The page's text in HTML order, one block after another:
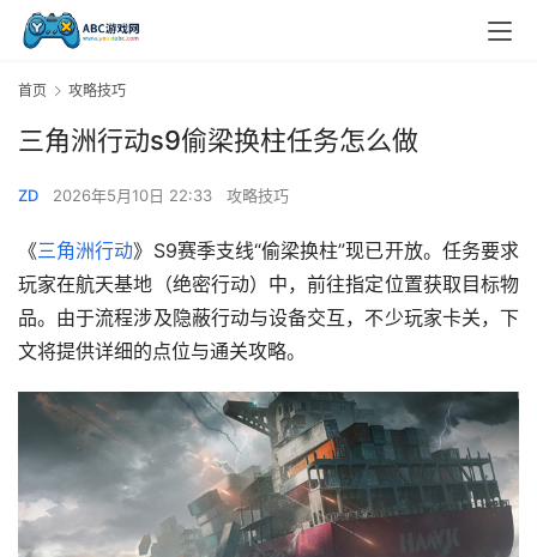
首页 攻略技巧
三角洲行动s9偷梁换柱任务怎么做
ZD 2026年5月10日 22:33 攻略技巧
《三角洲行动》S9赛季支线“偷梁换柱”现已开放。任务要求
玩家在航天基地（绝密行动）中，前往指定位置获取目标物
品。由于流程涉及隐蔽行动与设备交互，不少玩家卡关，下
文将提供详细的点位与通关攻略。